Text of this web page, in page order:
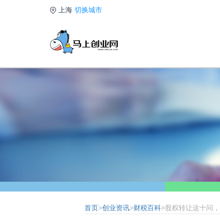
上海 切换城市
首页>创业资讯>财税百科>股权转让这十问